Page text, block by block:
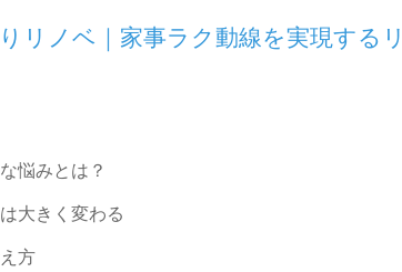
リノベ｜家事ラク動線を実現する
悩みとは？
大きく変わる
方